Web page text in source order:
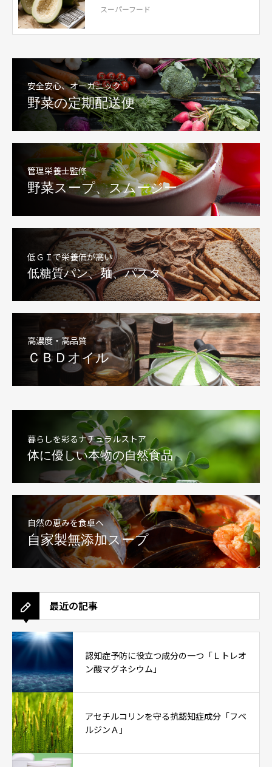
スーパーフード
安全安心、オーガニック
野菜の定期配送便
管理栄養士監修
野菜スープ、スムージー
低ＧＩで栄養価が高い
低糖質パン、麺、パスタ
高濃度・高品質
ＣＢＤオイル
暮らしを彩るナチュラルストア
体に優しい本物の自然食品
自然の恵みを食卓へ
自家製無添加スープ
最近の記事
認知症予防に役立つ成分の一つ「Ｌトレオ
ン酸マグネシウム」
アセチルコリンを守る抗認知症成分「フベ
ルジンＡ」